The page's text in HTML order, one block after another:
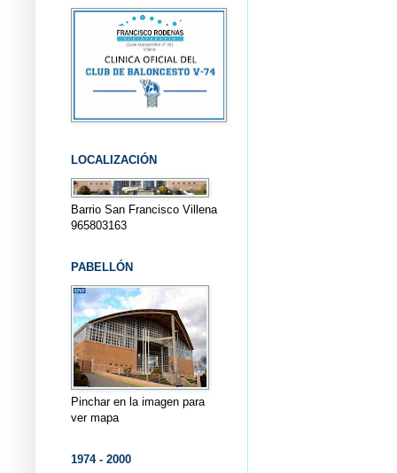
LOCALIZACIÓN
Barrio San Francisco Villena
965803163
PABELLÓN
Pinchar en la imagen para
ver mapa
1974 - 2000